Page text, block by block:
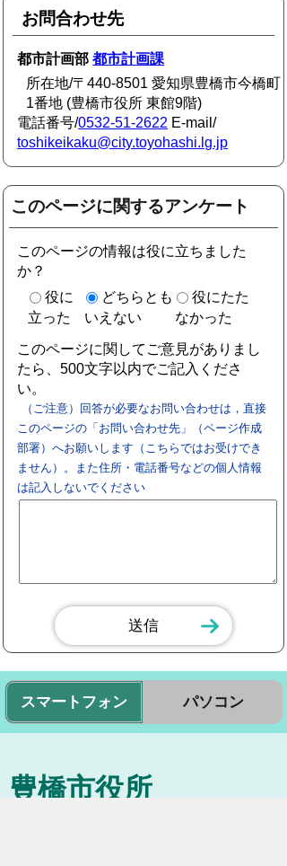
お問合わせ先
都市計画部都市計画課
所在地/〒440-8501 愛知県豊橋市今橋町
1番地 (豊橋市役所 東館9階)
電話番号/0532-51-2622 E-mail/
toshikeikaku@city.toyohashi.lg.jp
このページに関するアンケート
このページの情報は役に立ちました
か？
役に
立った
どちらとも
いえない
役にたた
なかった
このページに関してご意見がありまし
たら、500文字以内でご記入くださ
い。
（ご注意）回答が必要なお問い合わせは，直接
このページの「お問い合わせ先」（ページ作成
部署）へお願いします（こちらではお受けでき
ません）。また住所・電話番号などの個人情報
は記入しないでください
スマートフォン パソコン
豊橋市役所